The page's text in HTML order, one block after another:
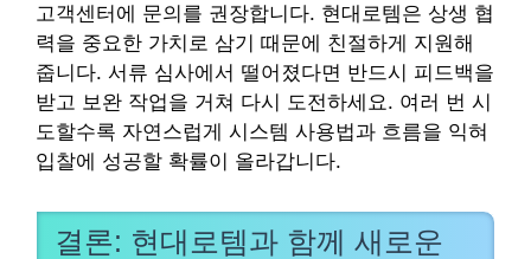
고객센터에 문의를 권장합니다. 현대로템은 상생 협
력을 중요한 가치로 삼기 때문에 친절하게 지원해
줍니다. 서류 심사에서 떨어졌다면 반드시 피드백을
받고 보완 작업을 거쳐 다시 도전하세요. 여러 번 시
도할수록 자연스럽게 시스템 사용법과 흐름을 익혀
입찰에 성공할 확률이 올라갑니다.
결론: 현대로템과 함께 새로운